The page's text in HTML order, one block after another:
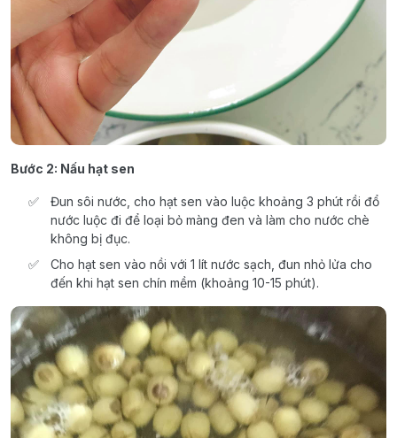
Bước 2: Nấu hạt sen
Đun sôi nước, cho hạt sen vào luộc khoảng 3 phút rồi đổ
nước luộc đi để loại bỏ màng đen và làm cho nước chè
không bị đục.
Cho hạt sen vào nồi với 1 lít nước sạch, đun nhỏ lửa cho
đến khi hạt sen chín mềm (khoảng 10-15 phút).